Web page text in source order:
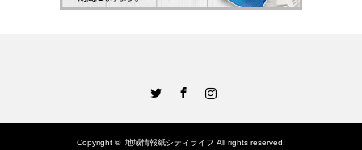
Copyright © 地域情報紙シティライフ All rights reserved.